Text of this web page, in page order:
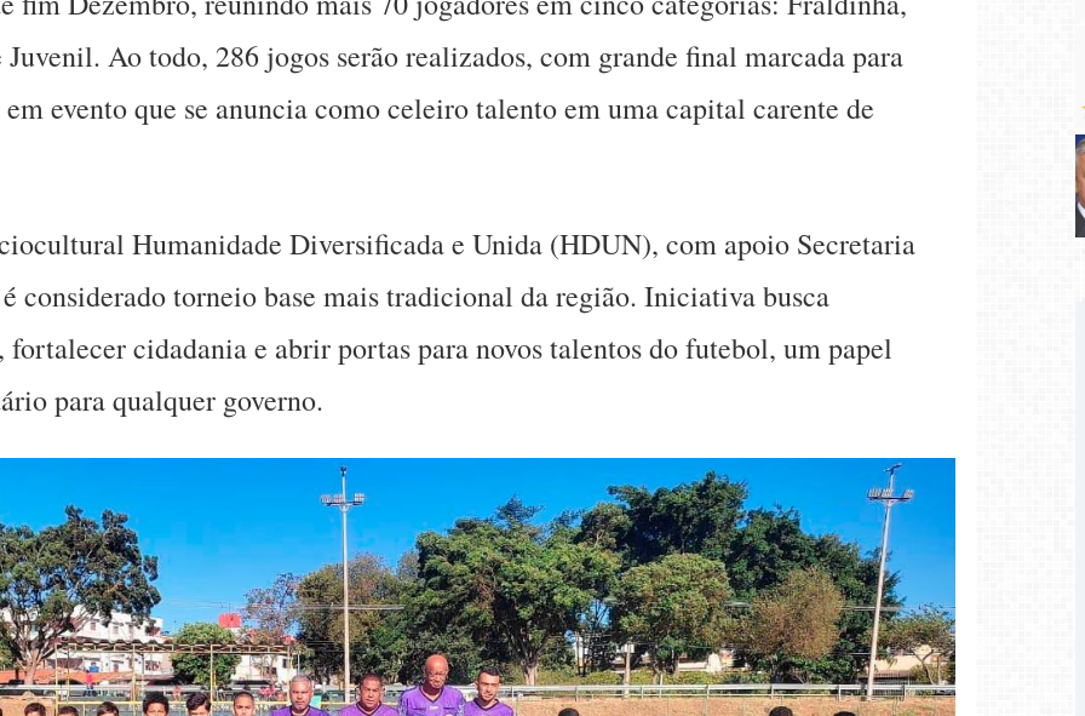
Ao todo, 286 jogos serão realizados, com grande final marcada para
evento que se anuncia como celeiro talento em uma capital carente de
Humanidade Diversificada e Unida (HDUN), com apoio Secretaria
considerado torneio base mais tradicional da região. Iniciativa busca
cidadania e abrir portas para novos talentos do futebol, um papel
para qualquer governo.